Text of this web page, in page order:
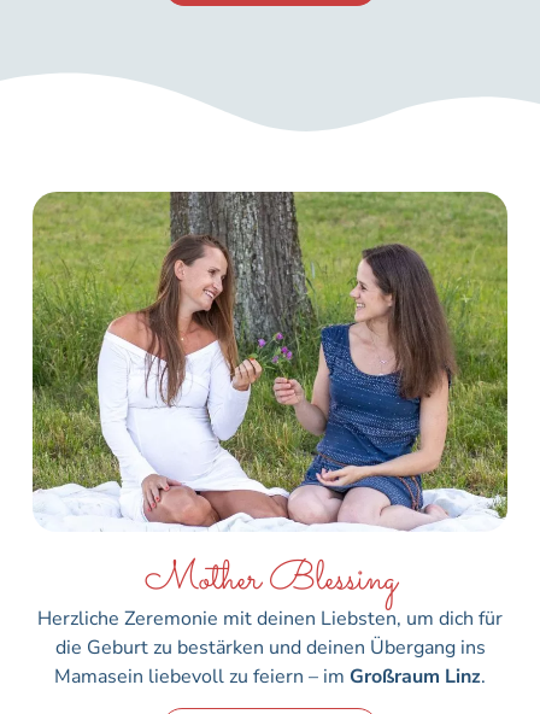
Mother Blessing
Herzliche Zeremonie mit deinen Liebsten, um dich für
die Geburt zu bestärken und deinen Übergang ins
Mamasein liebevoll zu feiern – im Großraum Linz.